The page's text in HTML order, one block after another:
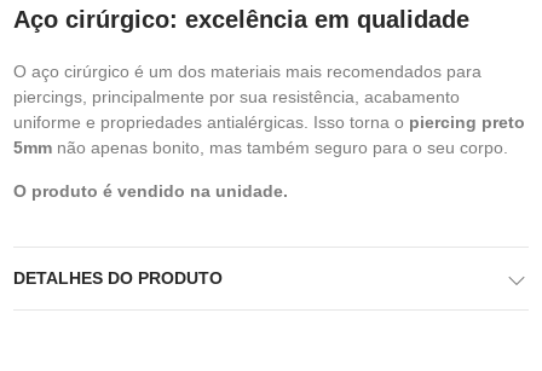
Aço cirúrgico: excelência em qualidade
O aço cirúrgico é um dos materiais mais recomendados para
piercings, principalmente por sua resistência, acabamento
uniforme e propriedades antialérgicas. Isso torna o piercing preto
5mm não apenas bonito, mas também seguro para o seu corpo.
O produto é vendido na unidade.
DETALHES DO PRODUTO